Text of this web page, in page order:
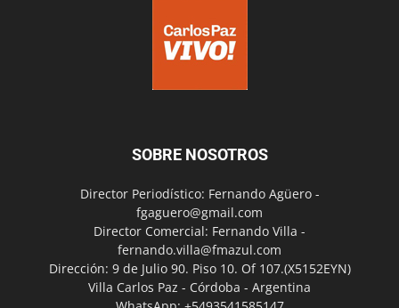
SOBRE NOSOTROS
Director Periodístico: Fernando Agüero -
fgaguero@gmail.com
Director Comercial: Fernando Villa -
fernando.villa@fmazul.com
Dirección: 9 de Julio 90. Piso 10. Of 107.(X5152EYN)
Villa Carlos Paz - Córdoba - Argentina